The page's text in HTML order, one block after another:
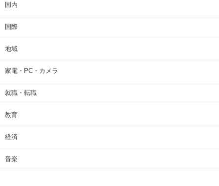
国内
国際
地域
家電・PC・カメラ
就職・転職
教育
経済
音楽